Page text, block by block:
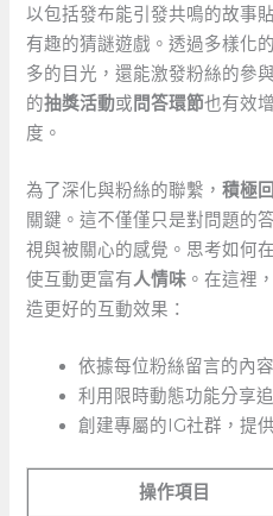
以包括發布能引發共鳴的故事
有趣的猜謎遊戲。透過多樣化
多的目光，還能激發粉絲的參
的抽獎活動或 問答環節也有效
度。
為了深化與粉絲的聯繫，積極
關鍵。這不僅僅只是對問題的
視與被關心的感覺。思考如何
使互動更富有人情味 。在這裡
造更好的互動效果：
依據每位粉絲留言的內
利用限時動態功能分享
創建專屬的IG社群，提
操作項目